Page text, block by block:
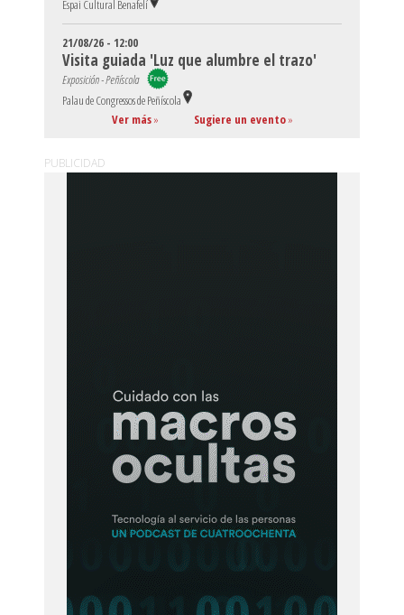
Espai Cultural Benafelí
21/08/26 - 12:00
Visita guiada 'Luz que alumbre el trazo'
Exposición - Peñíscola
Palau de Congressos de Peñíscola
Ver más» Sugiere un evento»
PUBLICIDAD